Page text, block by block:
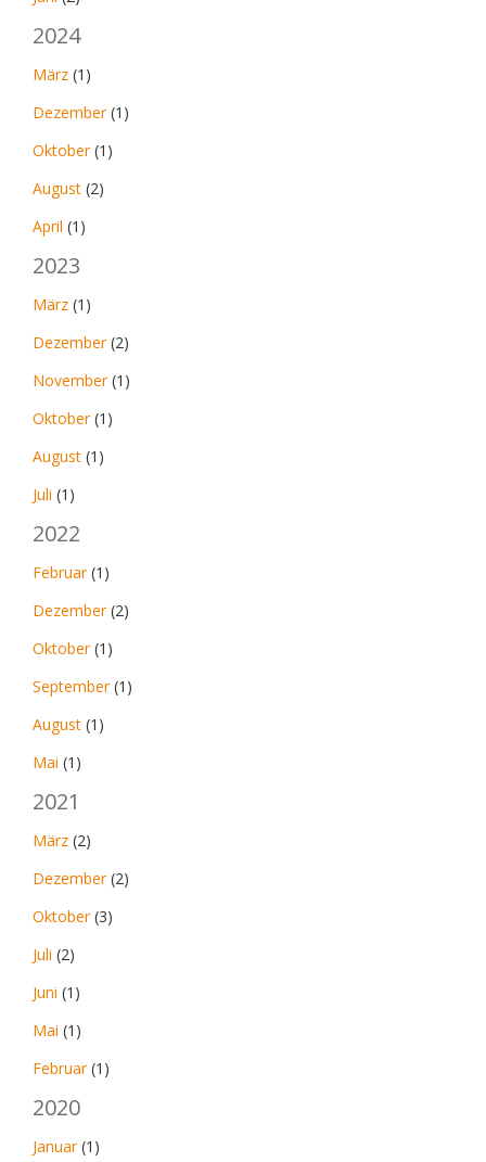
2024
März (1)
Dezember(1)
Oktober(1)
August (2)
April (1)
2023
März (1)
Dezember(2)
November(1)
Oktober(1)
August (1)
Juli (1)
2022
Februar(1)
Dezember(2)
Oktober(1)
September(1)
August (1)
Mai (1)
2021
März (2)
Dezember(2)
Oktober(3)
Juli (2)
Juni (1)
Mai (1)
Februar(1)
2020
Januar(1)